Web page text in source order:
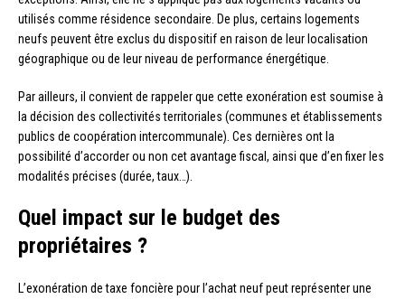
utilisés comme résidence secondaire. De plus, certains logements
neufs peuvent être exclus du dispositif en raison de leur localisation
géographique ou de leur niveau de performance énergétique.
Par ailleurs, il convient de rappeler que cette exonération est soumise à
la décision des collectivités territoriales (communes et établissements
publics de coopération intercommunale). Ces dernières ont la
possibilité d’accorder ou non cet avantage fiscal, ainsi que d’en fixer les
modalités précises (durée, taux…).
Quel impact sur le budget des
propriétaires ?
L’exonération de taxe foncière pour l’achat neuf peut représenter une